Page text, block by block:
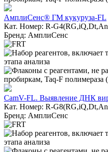
АмплиСенс® ГМ кукуруза-FL
Кат. Номер: R-
Бренд: АмплиСенс
CamV-FL. Выявление ДНК
Кат. Номер: R-
Бренд: АмплиСенс